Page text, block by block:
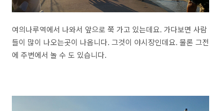
여의나루역에서 나와서 앞으로 쭉 가고 있는데요. 가다보면 사람
들이 많이 나오는곳이 나옵니다. 그것이 야시장인데요. 물론 그전
에 주변에서 놀 수 도 있습니다.